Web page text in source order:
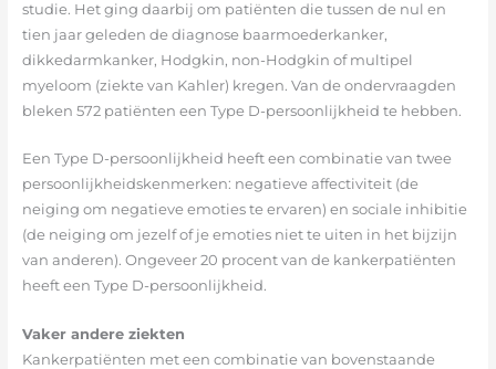
studie. Het ging daarbij om patiënten die tussen de nul en
tien jaar geleden de diagnose baarmoederkanker,
dikkedarmkanker, Hodgkin, non-Hodgkin of multipel
myeloom (ziekte van Kahler) kregen. Van de ondervraagden
bleken 572 patiënten een Type D-persoonlijkheid te hebben.
Een Type D-persoonlijkheid heeft een combinatie van twee
persoonlijkheidskenmerken: negatieve affectiviteit (de
neiging om negatieve emoties te ervaren) en sociale inhibitie
(de neiging om jezelf of je emoties niet te uiten in het bijzijn
van anderen). Ongeveer 20 procent van de kankerpatiënten
heeft een Type D-persoonlijkheid.
Vaker andere ziekten
Kankerpatiënten met een combinatie van bovenstaande